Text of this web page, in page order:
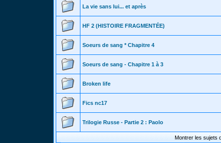
La vie sans lui... et après
HF 2 (HISTOIRE FRAGMENTÉE)
Soeurs de sang * Chapitre 4
Soeurs de sang - Chapitre 1 à 3
Broken life
Fics nc17
Trilogie Russe - Partie 2 : Paolo
Montrer les sujets